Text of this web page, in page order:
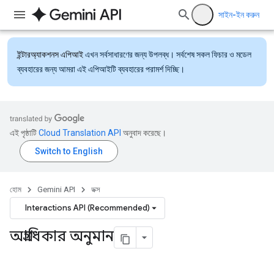
সাইন-ইন করুন
ইন্টারঅ্যাকশনস এপিআইএখন সর্বসাধারণের জন্য উপলব্ধ। সর্বশেষ সকল ফিচার ও মডেল
ব্যবহারের জন্য আমরা এই এপিআইটি ব্যবহারের পরামর্শ দিচ্ছি।
এই পৃষ্ঠাটিCloud Translation API অনুবাদ করেছে।
হোম Gemini API ডক্স
Interactions API (Recommended)
অগ্রাধিকার অনুমান